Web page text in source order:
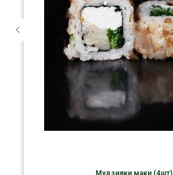
Мудзияки маки (4шт)